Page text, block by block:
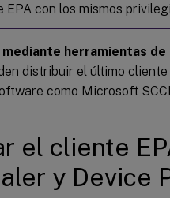
EPA con los mismos
herramientas
distribuir el último
como Microsoft
el cliente
y Device